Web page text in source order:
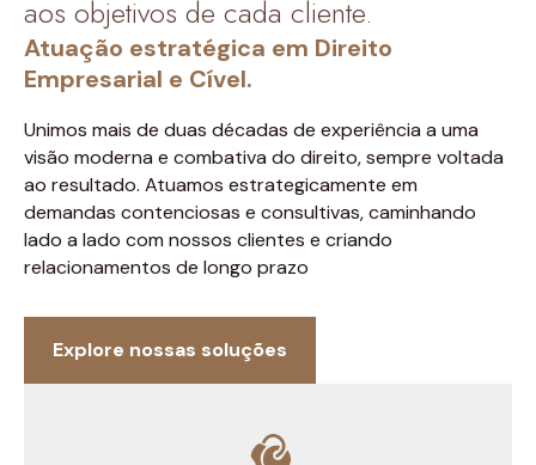
aos objetivos de cada cliente.
Atuação estratégica em Direito
Empresarial e Cível.
Unimos mais de duas décadas de experiência a uma
visão moderna e combativa do direito, sempre voltada
ao resultado. Atuamos estrategicamente em
demandas contenciosas e consultivas, caminhando
lado a lado com nossos clientes e criando
relacionamentos de longo prazo
Explore nossas soluções